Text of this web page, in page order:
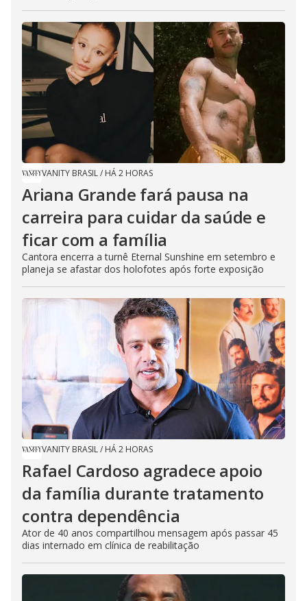
VANITY BRASIL/ HÁ 2 HORAS
Ariana Grande fará pausa na
carreira para cuidar da saúde e
ficar com a família
Cantora encerra a turnê Eternal Sunshine em setembro e
planeja se afastar dos holofotes após forte exposição
VANITY BRASIL/ HÁ 2 HORAS
Rafael Cardoso agradece apoio
da família durante tratamento
contra dependência
Ator de 40 anos compartilhou mensagem após passar 45
dias internado em clínica de reabilitação